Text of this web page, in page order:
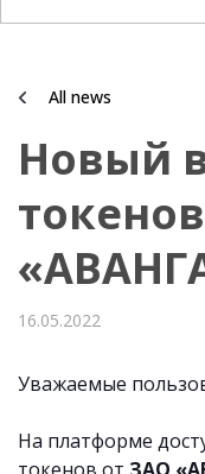
All news
Новый
16.05.2022
Уважаемые
На платформе